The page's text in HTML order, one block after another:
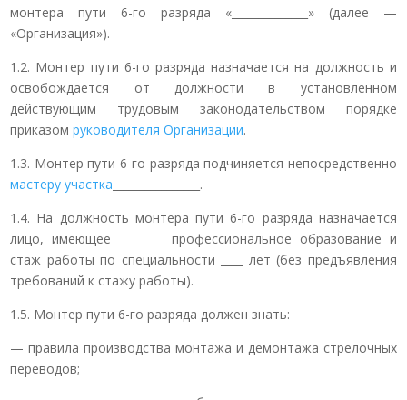
монтера пути 6-го разряда «______________» (далее —
«Организация»).
1.2. Монтер пути 6-го разряда назначается на должность и
освобождается от должности в установленном
действующим трудовым законодательством порядке
приказомруководителя Организации.
1.3. Монтер пути 6-го разряда подчиняется непосредственно
мастеру участка ________________.
1.4. На должность монтера пути 6-го разряда назначается
лицо, имеющее ________ профессиональное образование и
стаж работы по специальности ____ лет (без предъявления
требований к стажу работы).
1.5. Монтер пути 6-го разряда должен знать:
— правила производства монтажа и демонтажа стрелочных
переводов;